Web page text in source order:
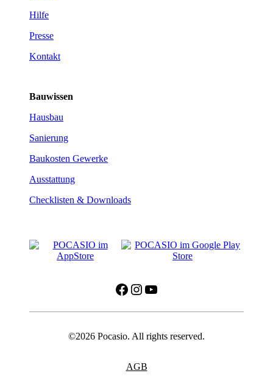
Hilfe
Presse
Kontakt
Bauwissen
Hausbau
Sanierung
Baukosten Gewerke
Ausstattung
Checklisten & Downloads
Facebook
Instagram
YouTube
©2026 Pocasio. All rights reserved.
AGB